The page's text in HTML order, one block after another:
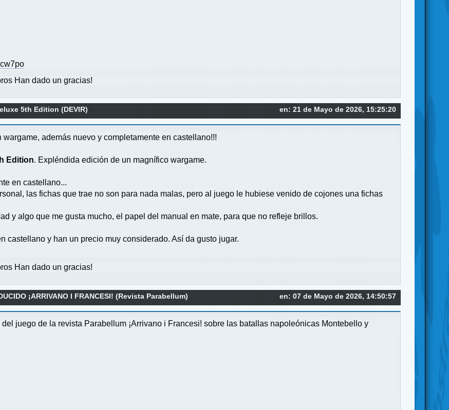
Han dado un gracias!
en: 21 de Mayo de 2026, 15:25:20
5th Edition (DEVIR)
wargame, además nuevo y completamente en castellano!!!
Edition. Expléndida edición de un magnífico wargame.
en castellano...
las fichas que trae no son para nada malas, pero al juego le hubiese venido de cojones una fichas
y algo que me gusta mucho, el papel del manual en mate, para que no refleje brillos.
castellano y han un precio muy considerado. Así da gusto jugar.
Han dado un gracias!
en: 07 de Mayo de 2026, 14:50:57
¡ARRIVANO I FRANCESI! (Revista Parabellum)
juego de la revista Parabellum ¡Arrivano i Francesi! sobre las batallas napoleónicas Montebello y